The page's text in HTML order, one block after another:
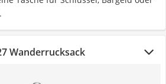
Wanderrucksack